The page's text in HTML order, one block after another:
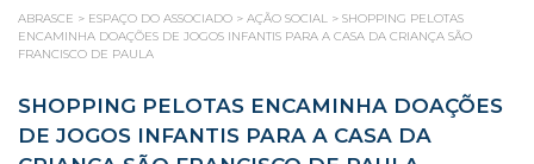
ABRASCE > ESPAÇO DO ASSOCIADO > AÇÃO SOCIAL > SHOPPING PELOTAS
ENCAMINHA DOAÇÕES DE JOGOS INFANTIS PARA A CASA DA CRIANÇA SÃO
FRANCISCO DE PAULA
SHOPPING PELOTAS ENCAMINHA DOAÇÕES
DE JOGOS INFANTIS PARA A CASA DA